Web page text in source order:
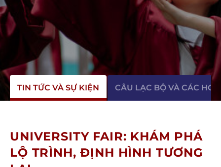
TIN TỨC VÀ SỰ KIỆN CÂU LẠC BỘ VÀ CÁC
UNIVERSITY FAIR: KHÁM PHÁ
LỘ TRÌNH, ĐỊNH HÌNH TƯƠNG